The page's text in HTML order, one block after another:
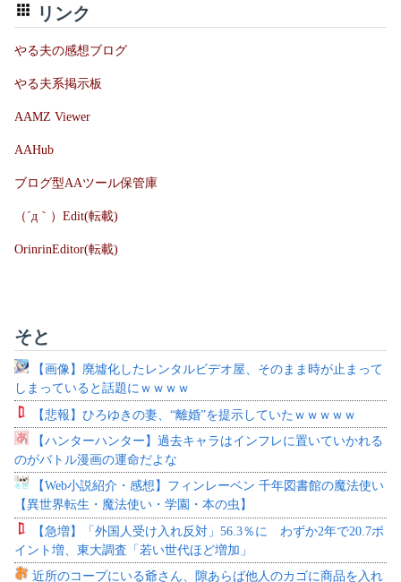
リンク
やる夫の感想ブログ
やる夫系掲示板
AAMZ Viewer
AAHub
ブログ型AAツール保管庫
（´д｀）Edit(転載)
OrinrinEditor(転載)
そと
【画像】廃墟化したレンタルビデオ屋、そのまま時が止まって
しまっていると話題にｗｗｗｗ
【悲報】ひろゆきの妻、“離婚”を提示していたｗｗｗｗｗ
【ハンターハンター】過去キャラはインフレに置いていかれる
のがバトル漫画の運命だよな
【Web小説紹介・感想】フィンレーベン 千年図書館の魔法使い
【異世界転生・魔法使い・学園・本の虫】
【急増】「外国人受け入れ反対」56.3％に わずか2年で20.7ポ
イント増、東大調査「若い世代ほど増加」
近所のコープにいる爺さん、隙あらば他人のカゴに商品を入れ